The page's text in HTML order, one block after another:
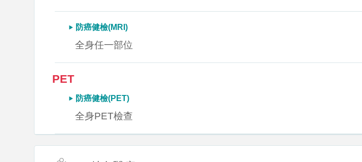
防癌健檢(MRI)
全身任一部位
PET
防癌健檢(PET)
全身PET檢查